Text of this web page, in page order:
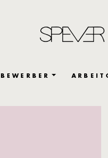
BEWERBER